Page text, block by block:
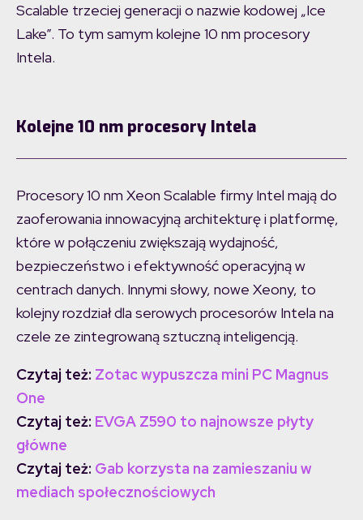
Scalable trzeciej generacji o nazwie kodowej „Ice
Lake”. To tym samym kolejne 10 nm procesory
Intela.
Kolejne 10 nm procesory Intela
Procesory 10 nm Xeon Scalable firmy Intel mają do
zaoferowania innowacyjną architekturę i platformę,
które w połączeniu zwiększają wydajność,
bezpieczeństwo i efektywność operacyjną w
centrach danych. Innymi słowy, nowe Xeony, to
kolejny rozdział dla serowych procesorów Intela na
czele ze zintegrowaną sztuczną inteligencją.
Czytaj też: Zotac wypuszcza mini PC Magnus
One
Czytaj też: EVGA Z590 to najnowsze płyty
główne
Czytaj też: Gab korzysta na zamieszaniu w
mediach społecznościowych